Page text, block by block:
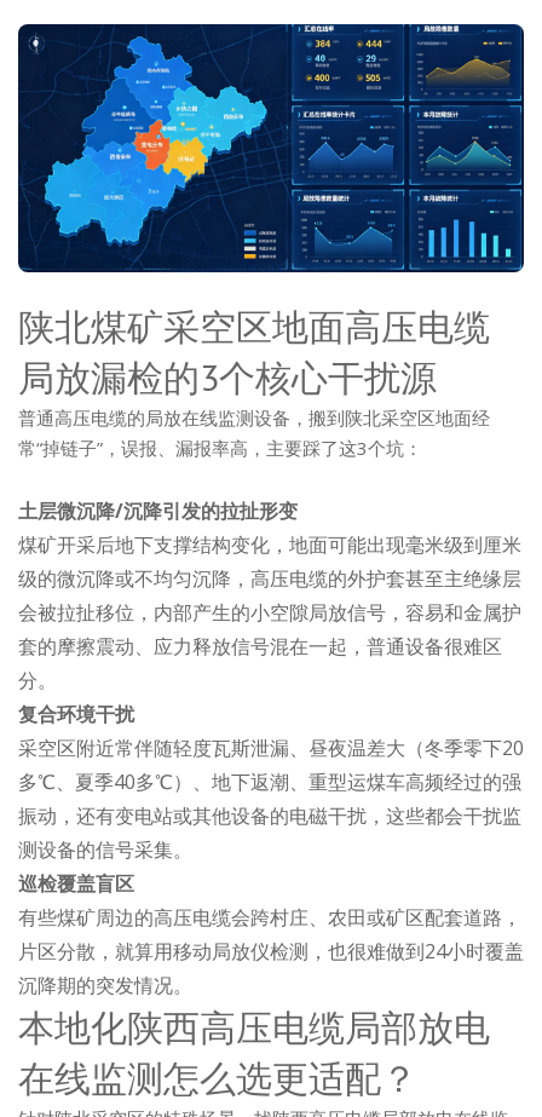
陕北煤矿采空区地面高压电缆
局放漏检的3个核心干扰源
普通高压电缆的局放在线监测设备，搬到陕北采空区地面经
常“掉链子”，误报、漏报率高，主要踩了这3个坑：
土层微沉降/沉降引发的拉扯形变
煤矿开采后地下支撑结构变化，地面可能出现毫米级到厘米
级的微沉降或不均匀沉降，高压电缆的外护套甚至主绝缘层
会被拉扯移位，内部产生的小空隙局放信号，容易和金属护
套的摩擦震动、应力释放信号混在一起，普通设备很难区
分。
复合环境干扰
采空区附近常伴随轻度瓦斯泄漏、昼夜温差大（冬季零下20
多℃、夏季40多℃）、地下返潮、重型运煤车高频经过的强
振动，还有变电站或其他设备的电磁干扰，这些都会干扰监
测设备的信号采集。
巡检覆盖盲区
有些煤矿周边的高压电缆会跨村庄、农田或矿区配套道路，
片区分散，就算用移动局放仪检测，也很难做到24小时覆盖
沉降期的突发情况。
本地化陕西高压电缆局部放电
在线监测怎么选更适配？